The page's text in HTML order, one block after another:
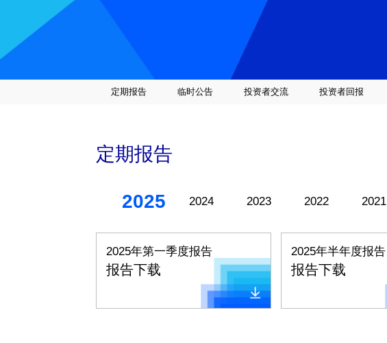
定期报告 临时公告 投资者交流 投资者回报
定期报告
2025 2024 2023 2022 2021
2025年第一季度报告
报告下载
2025年半年度报告
报告下载